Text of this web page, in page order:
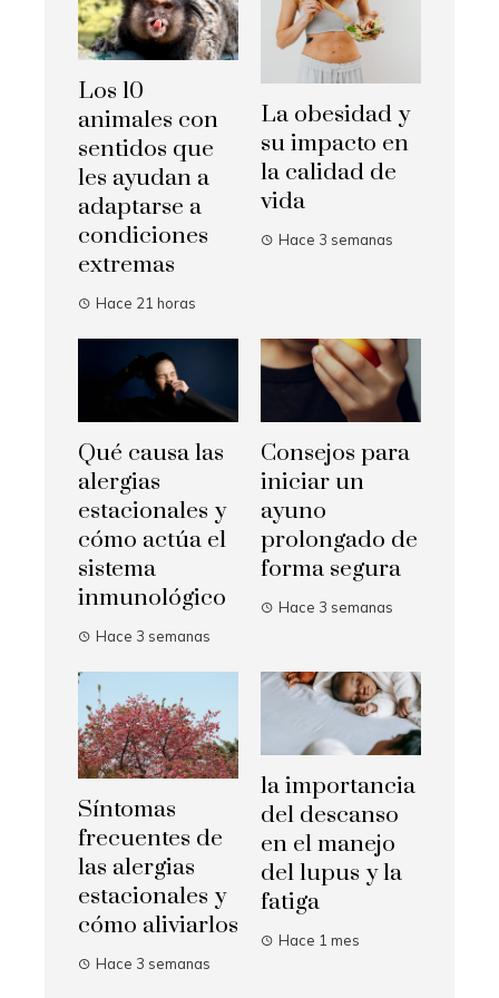
Los 10
animales con
sentidos que
les ayudan a
adaptarse a
condiciones
extremas
Hace 21 horas
La obesidad y
su impacto en
la calidad de
vida
Hace 3 semanas
Qué causa las
alergias
estacionales y
cómo actúa el
sistema
inmunológico
Hace 3 semanas
Consejos para
iniciar un
ayuno
prolongado de
forma segura
Hace 3 semanas
Síntomas
frecuentes de
las alergias
estacionales y
cómo aliviarlos
Hace 3 semanas
la importancia
del descanso
en el manejo
del lupus y la
fatiga
Hace 1 mes